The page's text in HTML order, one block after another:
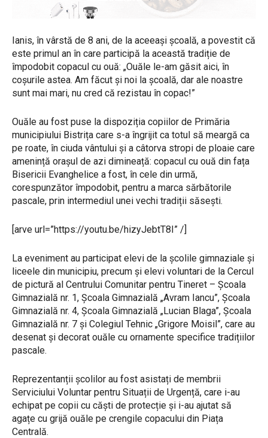
Ianis, în vârstă de 8 ani, de la aceeași școală, a povestit că
este primul an în care participă la această tradiție de
împodobit copacul cu ouă: „Ouăle le-am găsit aici, în
coșurile astea. Am făcut și noi la școală, dar ale noastre
sunt mai mari, nu cred că rezistau în copac!”
Ouăle au fost puse la dispoziția copiilor de Primăria
municipiului Bistrița care s-a îngrijit ca totul să meargă ca
pe roate, în ciuda vântului și a câtorva stropi de ploaie care
amenință orașul de azi dimineață: copacul cu ouă din fața
Bisericii Evanghelice a fost, în cele din urmă,
corespunzător împodobit, pentru a marca sărbătorile
pascale, prin intermediul unei vechi tradiții săsești.
[arve url=”https://youtu.be/hizyJebtT8I” /]
La eveniment au participat elevi de la școlile gimnaziale și
liceele din municipiu, precum și elevi voluntari de la Cercul
de pictură al Centrului Comunitar pentru Tineret – Școala
Gimnazială nr. 1, Școala Gimnazială „Avram Iancu”, Școala
Gimnazială nr. 4, Școala Gimnazială „Lucian Blaga”, Școala
Gimnazială nr. 7 și Colegiul Tehnic „Grigore Moisil”, care au
desenat și decorat ouăle cu ornamente specifice tradițiilor
pascale.
Reprezentanții școlilor au fost asistați de membrii
Serviciului Voluntar pentru Situații de Urgență, care i-au
echipat pe copii cu căști de protecție și i-au ajutat să
agațe cu grijă ouăle pe crengile copacului din Piața
Centrală.